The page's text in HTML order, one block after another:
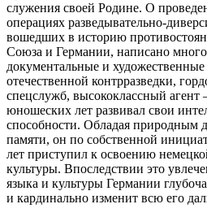
служения своей Родине. О
операциях разведывательно-
вошедших в историю
Союза и Германии, написано
документальные и
отечественной контрразведки,
спецслужб, высококлассный
юношеских лет развивал свои
способности. Обладая природным
памяти, он по собственной
лет приступил к освоению
культуры. Впоследствии это
языка и культуры Германии
и кардинально изменит всю его